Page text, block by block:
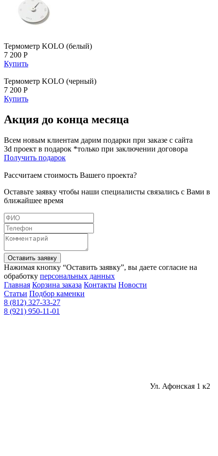
Термометр KOLO (белый)
7 200 Р
Купить
Термометр KOLO (черный)
7 200 Р
Купить
Акция до конца месяца
Всем новым клиентам дарим подарки при заказе с сайта
3d проект в подарок *только при заключении договора
Получить подарок
Рассчитаем стоимость Вашего проекта?
Оставьте заявку чтобы наши специалисты связались с Вами в
ближайшее время
Оставить заявку
Нажимая кнопку “Оставить заявку”, вы даете согласие на
обработку персональных данных
Главная Корзина заказа Контакты Новости
Статьи Подбор каменки
8 (812) 327-33-27
8 (921) 950-11-01
Ул. Афонская 1 к2